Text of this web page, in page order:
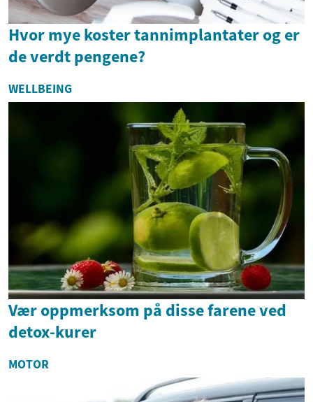
Hvor mye koster tannimplantater og er
de verdt pengene?
WELLBEING
Vær oppmerksom på disse farene ved
detox-kurer
MOTOR